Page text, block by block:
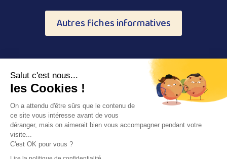
Salut c'est nous...
les Cookies !
On a attendu d'être sûrs que le contenu de
ce site vous intéresse avant de vous
déranger, mais on aimerait bien vous accompagner pendant votre
visite...
C'est OK pour vous ?
Autres fiches informatives
© 2026 Copyright – CDAD 48 |
Données Personnelles